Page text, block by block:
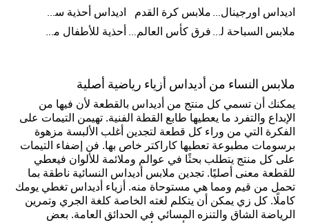
اديداس اورجينال ملابس ملابس كرة القدم
اديداس أحذية سوبرنوفا للرجال
ملابس السباحة للرجال
فرق كأس العالم FIFA 26™ أحذية للأطفال من 8 إلى 16 سنة
ملابس النساء من أديداس أزياء رياضية أصلية
يمكنك أن تسمي كل منتج من أديداس بالقطعة لأن فيها من
الإبداع والتفرد ما يعطيها طابع القطة الفنية. تهيمن التيمات على
الفكرة التي من وراء كل قطعة لتجدين أغلب الألبسة مزهوة
برسومات مطبوعة تعطيها كاراكتر خاص بها. فن إضفاء التيمات
على كل منتج يتطلب بحثًا في عوالم وملائمة للألوان فيعطي
للقطعة معنى أصليًا. تجدين ملابس أديداس النسائية ناطقة بما
تحمل من قيم ومما هي مستوحاة منه. أزياء أديداس تغطي يومك
كاملًا. كل زي يمكن أن يتكلم لغته الخاصة كلغة الجري وتمرين
الرياضة الشاق والتنزه المسائي في الحدائق العامة. بعض